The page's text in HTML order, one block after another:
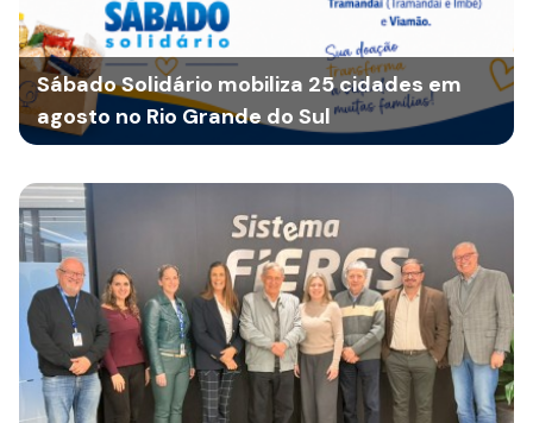
Sábado Solidário mobiliza 25 cidades em
agosto no Rio Grande do Sul